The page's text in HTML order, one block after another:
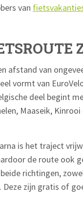
van
afstand van
vormt van
deel begint
Maaseik,
is het traject
de route ook
richtingen,
zijn gratis of